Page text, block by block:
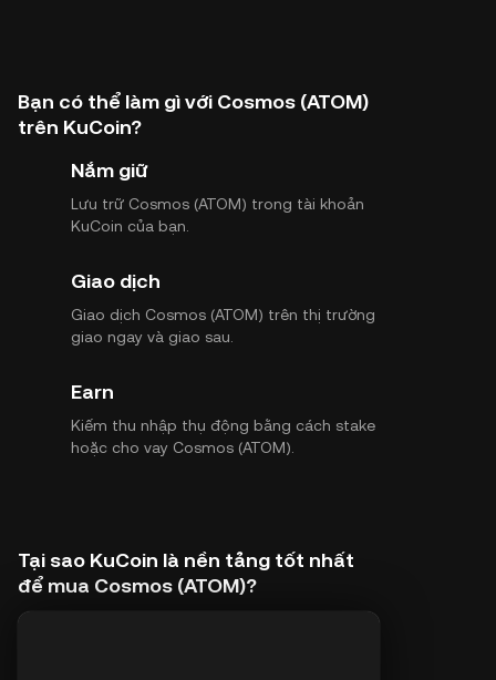
Bạn có thể làm gì với Cosmos (ATOM)
trên KuCoin?
Nắm giữ
Lưu trữ Cosmos (ATOM) trong tài khoản
KuCoin của bạn.
Giao dịch
Giao dịch Cosmos (ATOM) trên thị trường
giao ngay và giao sau.
Earn
Kiếm thu nhập thụ động bằng cách stake
hoặc cho vay Cosmos (ATOM).
Tại sao KuCoin là nền tảng tốt nhất
để mua Cosmos (ATOM)?